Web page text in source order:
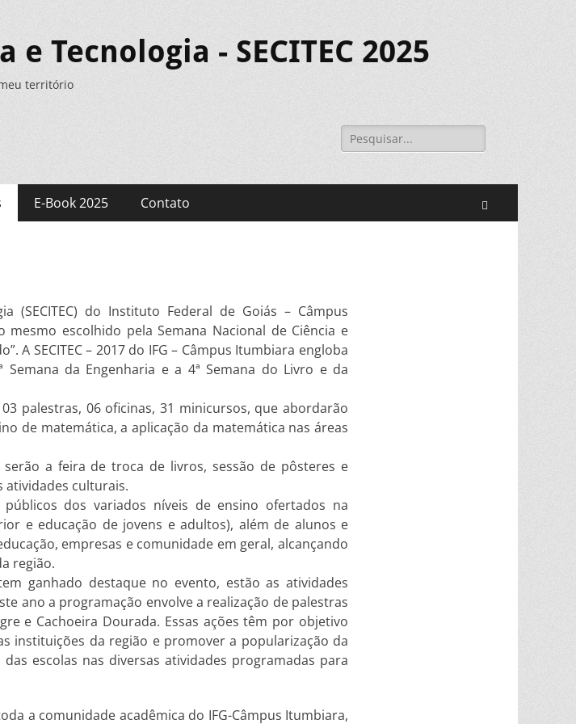
Tecnologia - SECITEC 2025
território
Pesquisar
por:
E-Book 2025 Contato
(SECITEC) do Instituto Federal de Goiás – Câmpus
escolhido pela Semana Nacional de Ciência e
A SECITEC – 2017 do IFG – Câmpus Itumbiara engloba
Semana da Engenharia e a 4ª Semana do Livro e da
palestras, 06 oficinas, 31 minicursos, que abordarão
de matemática, a aplicação da matemática nas áreas
a feira de troca de livros, sessão de pôsteres e
atividades culturais.
dos variados níveis de ensino ofertados na
e educação de jovens e adultos), além de alunos e
empresas e comunidade em geral, alcançando
região.
ganhado destaque no evento, estão as atividades
ano a programação envolve a realização de palestras
e Cachoeira Dourada. Essas ações têm por objetivo
instituições da região e promover a popularização da
escolas nas diversas atividades programadas para
a comunidade acadêmica do IFG-Câmpus Itumbiara,